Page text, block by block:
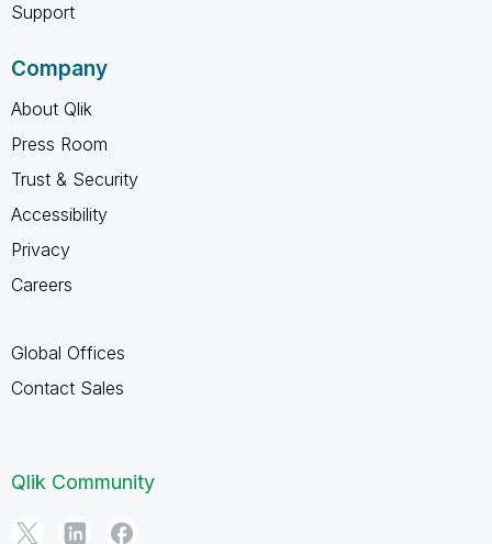
Support
Company
About Qlik
Press Room
Trust & Security
Accessibility
Privacy
Careers
Global Offices
Contact Sales
Qlik Community